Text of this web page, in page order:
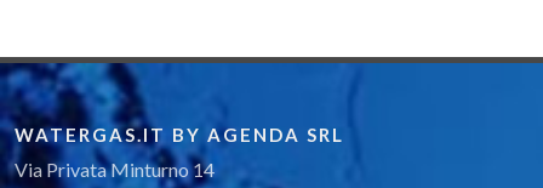
WATERGAS.IT BY AGENDA SRL
Via Privata Minturno 14